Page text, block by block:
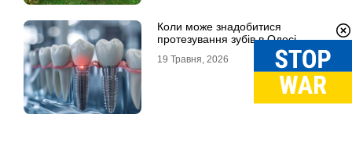
Коли може знадобитися
протезування зубів в Одесі
19 Травня, 2026